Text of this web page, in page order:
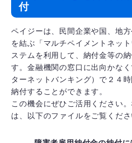
付
ペイジーは、民間企業や国、地
を結ぶ「マルチペイメントネッ
ステムを利用して、納付金等の
す。金融機関の窓口に出向かな
ターネットバンキング）で２４
納付することができます。
この機会にぜひご活用ください
は、以下のファイルをご覧くださ